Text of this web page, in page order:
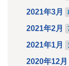
2021年3月
2021年2月
2021年1月
2020年12月